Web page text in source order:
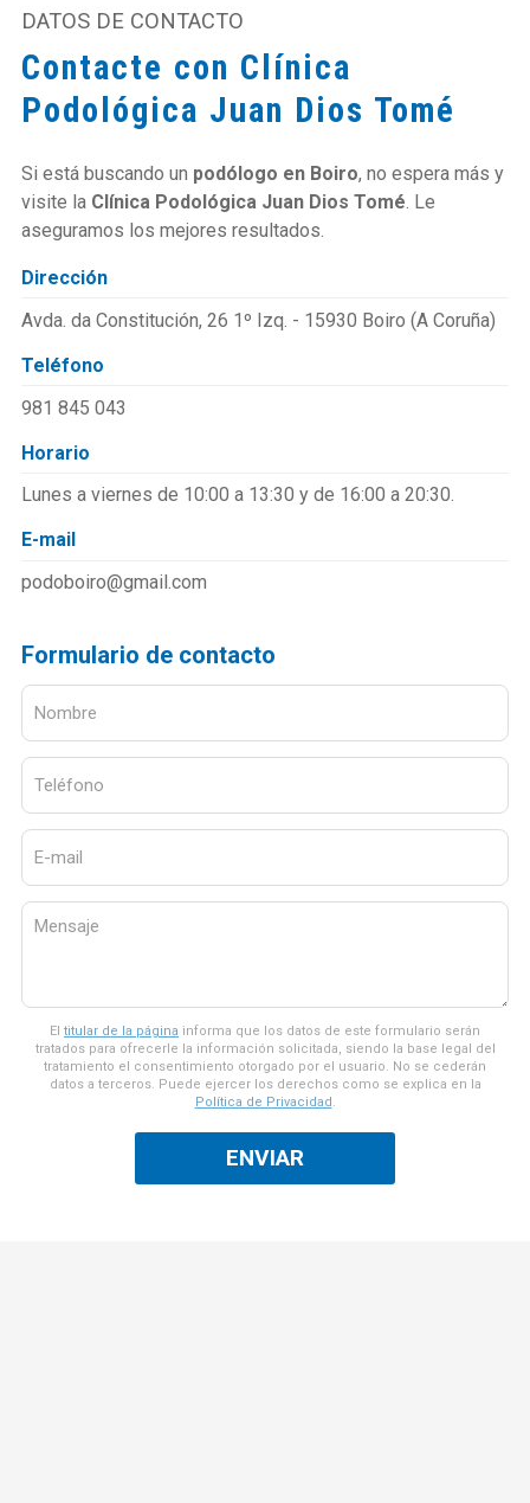
DATOS DE CONTACTO
Contacte con Clínica
Podológica Juan Dios Tomé
Si está buscando un podólogo en Boiro, no espera más y
visite la Clínica Podológica Juan Dios Tomé. Le
aseguramos los mejores resultados.
Dirección
Avda. da Constitución, 26 1º Izq. - 15930 Boiro(A Coruña)
Teléfono
981 845 043
Horario
Lunes a viernes de 10:00 a 13:30 y de 16:00 a 20:30.
E-mail
podoboiro@gmail.com
Formulario de contacto
El titular de la página informa que los datos de este formulario serán
tratados para ofrecerle la información solicitada, siendo la base legal del
tratamiento el consentimiento otorgado por el usuario. No se cederán
datos a terceros. Puede ejercer los derechos como se explica en la
Política de Privacidad .